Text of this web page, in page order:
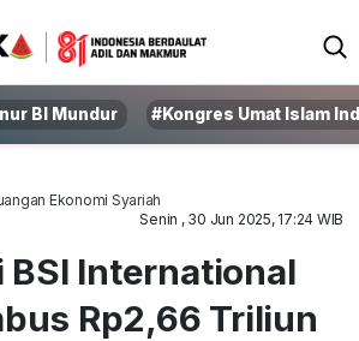
BI Mundur #Kongres Umat Islam
Ekonomi Syariah
Senin , 30 Jun 2025, 17:24 WIB
BSI International
Rp2,66 Triliun